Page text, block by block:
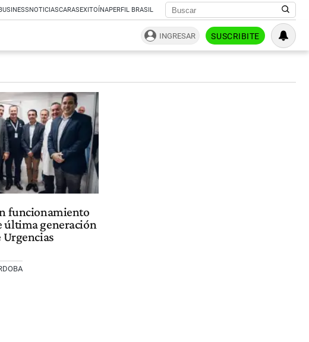
NOTICIASCARASEXITOÍNAPERFIL BRASIL
INGRESAR SUSCRIBITE
funcionamiento
última generación
Urgencias